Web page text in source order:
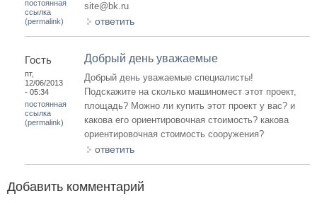
постоянная
ссылка
(permalink)
site@bk.ru
ответить
Гость
пт,
12/06/2013
- 05:34
постоянная
ссылка
(permalink)
Добрый день уважаемые
Добрый день уважаемые специалисты!
Подскажите на сколько машиномест этот проект,
площадь? Можно ли купить этот проект у вас? и
какова его ориентировочная стоимость? какова
ориентировочная стоимость сооружения?
ответить
Добавить комментарий